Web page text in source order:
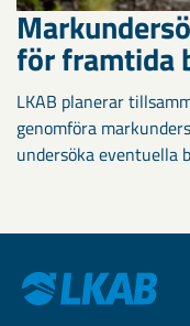
för framtida
LKAB planerar
genomföra
undersöka eventuella